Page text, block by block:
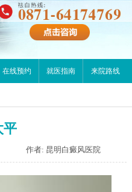
在线预约 就医指南 来院路线
平
作者: 昆明白癜风医院